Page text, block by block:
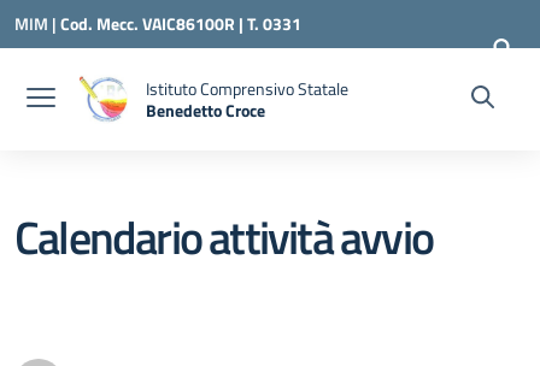
Vai ai contenuti
Vai al menu di navigazione
Vai al footer
MIM |Cod. Mecc. VAIC86100R | T. 0331
240260 | VAIC86100R@ISTRUZIONE.IT
Istituto Comprensivo Statale
Benedetto Croce
Calendario attività avvio